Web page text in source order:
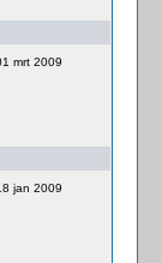
mrt 2009
jan 2009